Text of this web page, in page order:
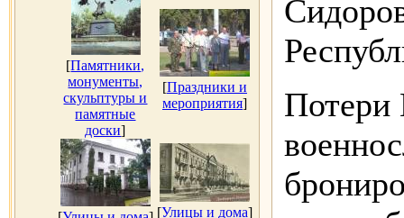
[Памятники,
монументы,
скульптуры и
памятные
доски]
[Праздники и
мероприятия]
[Улицы и дома]
Потери